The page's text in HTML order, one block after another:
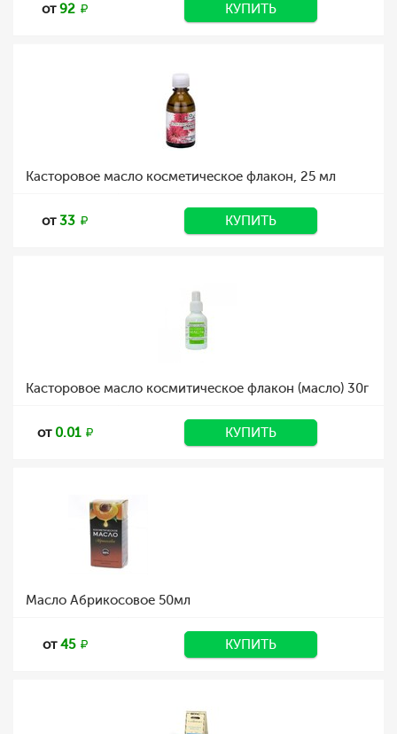
от92 КУПИТЬ
Касторовое масло косметическое флакон, 25 мл
от33 КУПИТЬ
Касторовое масло космитическое флакон (масло) 30г
от 0.01 КУПИТЬ
Масло Абрикосовое 50мл
от45 КУПИТЬ